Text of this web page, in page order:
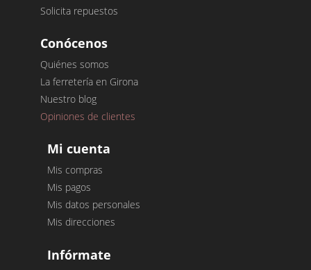
Solicita repuestos
Conócenos
Quiénes somos
La ferretería en Girona
Nuestro blog
Opiniones de clientes
Mi cuenta
Mis compras
Mis pagos
Mis datos personales
Mis direcciones
Infórmate